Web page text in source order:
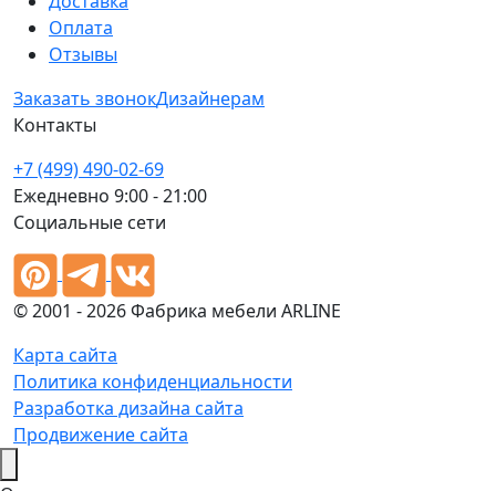
Оплата
Отзывы
Заказать звонокДизайнерам
Контакты
+7 (499) 490-02-69
Ежедневно 9:00 - 21:00
Социальные сети
© 2001 - 2026 Фабрика мебели ARLINE
Карта сайта
Политика конфиденциальности
Разработка дизайна сайта
Продвижение сайта